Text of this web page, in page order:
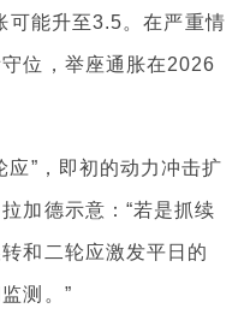
可能升至3.5。在严重情
位，举座通胀在2026
应”，即初的动力冲击扩
加德示意：“若是抓续
和二轮应激发平日的
测。”